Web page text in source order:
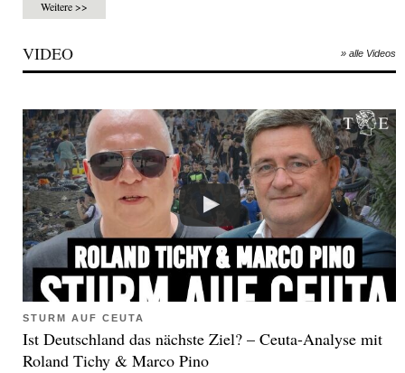
Weitere >>
VIDEO » alle Videos
STURM AUF CEUTA
Ist Deutschland das nächste Ziel? – Ceuta-Analyse mit
Roland Tichy & Marco Pino